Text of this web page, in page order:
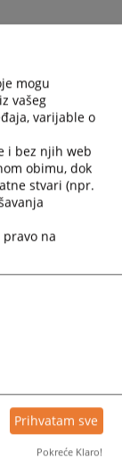
mogu
vašeg
varijable o
i bez njih web
obimu, dok
stvari (npr.
na
Prihvatam sve
Pokreće Klaro!